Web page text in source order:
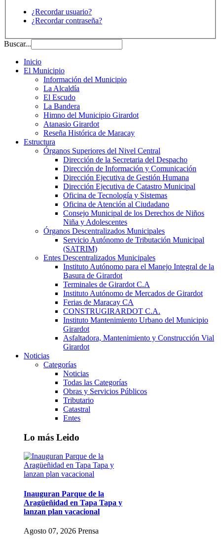
¿Recordar usuario?
¿Recordar contraseña?
Buscar...
Inicio
El Municipio
Información del Municipio
La Alcaldía
El Escudo
La Bandera
Himno del Municipio Girardot
Atanasio Girardot
Reseña Histórica de Maracay
Estructura
Órganos Superiores del Nivel Central
Dirección de la Secretaria del Despacho
Dirección de Información y Comunicación
Dirección Ejecutiva de Gestión Humana
Dirección Ejecutiva de Catastro Municipal
Oficina de Tecnología y Sistemas
Oficina de Atención al Ciudadano
Consejo Municipal de los Derechos de Niños
Niña y Adolescentes
Órganos Descentralizados Municipales
Servicio Autónomo de Tributación Municipal
(SATRIM)
Entes Descentralizados Municipales
Instituto Autónomo para el Manejo Integral de la
Basura de Girardot
Terminales de Girardot C.A
Instituto Autónomo de Mercados de Girardot
Ferias de Maracay CA
CONSTRUGIRARDOT C.A.
Instituto Mantenimiento Urbano del Municipio
Girardot
Asfaltadora, Mantenimiento y Construcción Vial
Girardot
Noticias
Categorías
Noticias
Todas las Categorías
Obras y Servicios Públicos
Tributario
Catastral
Entes
Lo más Leido
Inauguran Parque de la
Aragüeñidad en Tapa Tapa y
lanzan plan vacacional
Agosto 07, 2026 Prensa